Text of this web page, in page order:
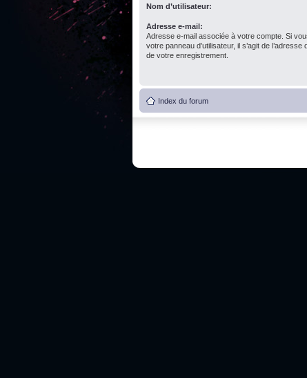
Nom d’utilisateur:
Adresse e-mail:
Adresse e-mail associée à votre compte. Si
votre panneau d’utilisateur, il s’agit de
de votre enregistrement.
Index du forum